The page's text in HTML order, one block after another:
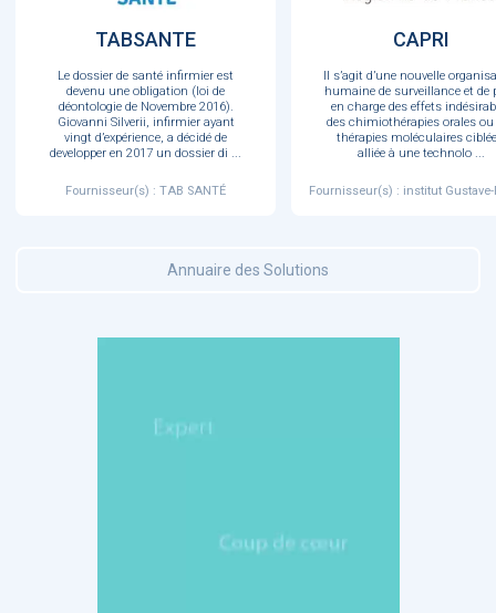
TABSANTE
Le dossier de santé infirmier est
devenu une obligation (loi de
déontologie de Novembre 2016).
Giovanni Silverii, infirmier ayant
vingt d’expérience, a décidé de
developper en 2017 un dossier di ...
Fournisseur(s) : TAB SANTÉ
CAPRI
Il s’agit d’une nouvelle
humaine de surveillance et de
en charge des effets
des chimiothérapies orales ou
thérapies moléculaires
alliée à une technolo ...
Fournisseur(s) : institut Gustave-
Annuaire des Solutions